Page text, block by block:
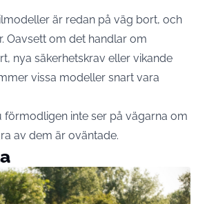
är redan på väg bort, och
Oavsett om det handlar om
nya säkerhetskrav eller vikande
vissa modeller snart vara
förmodligen inte ser på vägarna om
av dem är oväntade.